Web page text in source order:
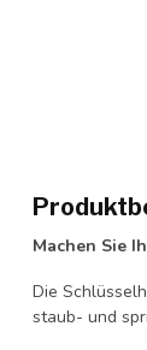
Machen Sie
Die
staub- und